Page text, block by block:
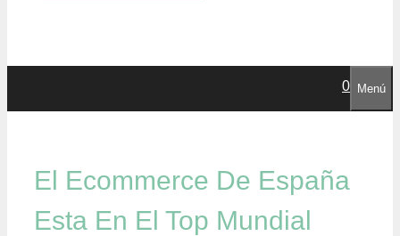
0 Menú
El Ecommerce De España
Esta En El Top Mundial